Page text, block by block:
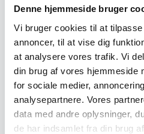
Denne hjemmeside bruger
Vi bruger cookies til at
annoncer, til at vise dig
at analysere vores trafik. Vi
din brug af vores hjemmeside
for sociale medier,
analysepartnere. Vores
data med andre oplysninger,
de har indsamlet fra din brug
Valg af
Stiger
Skilte
Advarselsskilte
Brandskilte
Cykeloprydning
Forbudsskilte
Henvisningsskilte
Hunde
Klistermærke /
Piktogrammer